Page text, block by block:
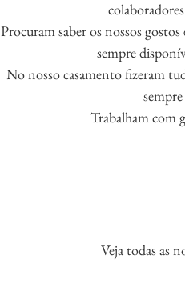
Procuram saber os nossos
sempre
No nosso casamento fizeram
Trabalham com
Veja todas as